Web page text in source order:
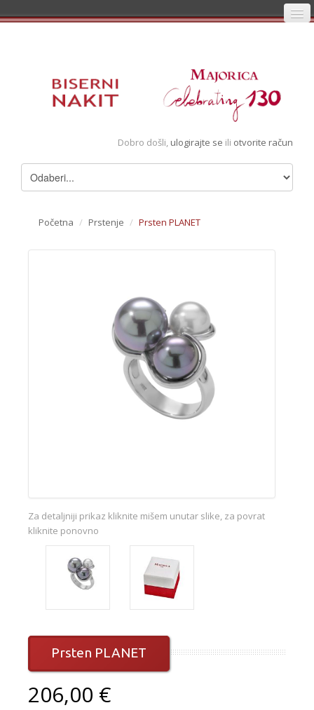
Registracija
Pregledani artikli
Dobro došli, ulogirajte se ili otvorite račun
Početna / Prstenje / Prsten PLANET
Za detaljniji prikaz kliknite mišem unutar slike, za povrat
kliknite ponovno
Prsten PLANET
206,00 €